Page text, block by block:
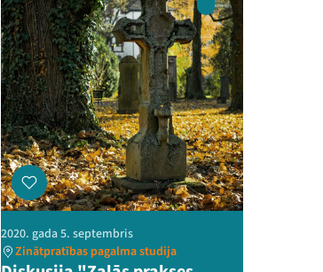
2020. gada 5. septembris
Zinātpratības pagalma studija